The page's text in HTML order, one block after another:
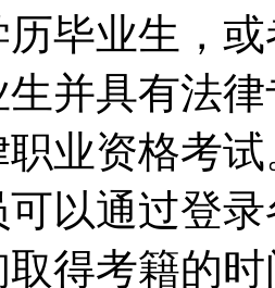
毕业生，
生并具有法
业资格考
以通过登
得考籍的